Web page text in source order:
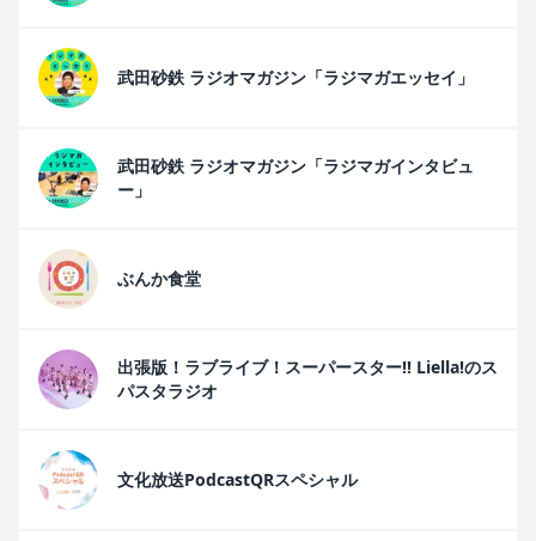
武田砂鉄 ラジオマガジン「ラジマガエッセイ」
武田砂鉄 ラジオマガジン「ラジマガインタビュ
ー」
ぶんか食堂
出張版！ラブライブ！スーパースター!! Liella!のス
パスタラジオ
文化放送PodcastQRスペシャル